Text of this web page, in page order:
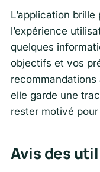
L’application
l’expérience
quelques
objectifs et vos
elle garde une
rester motivé
Avis des